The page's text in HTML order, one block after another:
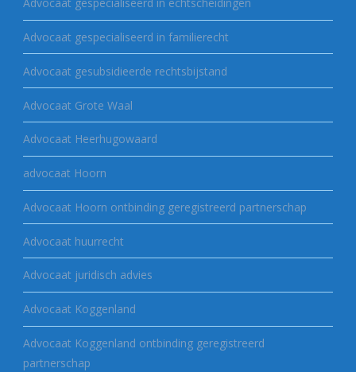
Advocaat gespecialiseerd in familierecht
Advocaat gesubsidieerde rechtsbijstand
Advocaat Grote Waal
Advocaat Heerhugowaard
advocaat Hoorn
Advocaat Hoorn ontbinding geregistreerd partnerschap
Advocaat huurrecht
Advocaat juridisch advies
Advocaat Koggenland
Advocaat Koggenland ontbinding geregistreerd
partnerschap